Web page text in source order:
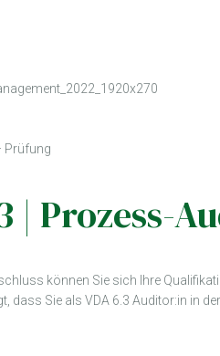
Prüfung
| Prozess-
können Sie sich Ihre
dass Sie als VDA 6.3 Auditor:in in